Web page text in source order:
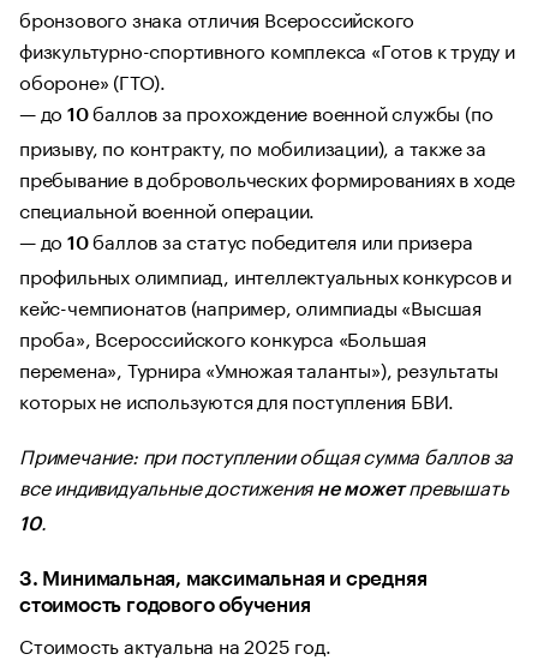
бронзового знака отличия Всероссийского
физкультурно-спортивного комплекса «Готов к труду и
обороне» (ГТО).
— до 10баллов за прохождение военной службы (по
призыву, по контракту, по мобилизации), а также за
пребывание в добровольческих формированиях в ходе
специальной военной операции.
— до 10баллов за статус победителя или призера
профильных олимпиад, интеллектуальных конкурсов и
кейс-чемпионатов (например, олимпиады «Высшая
проба», Всероссийского конкурса «Большая
перемена», Турнира «Умножая таланты»), результаты
которых не используются для поступления БВИ.
Примечание: при поступлении общая сумма баллов за
все индивидуальные достижения не можетпревышать
10.
3. Минимальная, максимальная и средняя
стоимость годового обучения
Стоимость актуальна на 2025 год.